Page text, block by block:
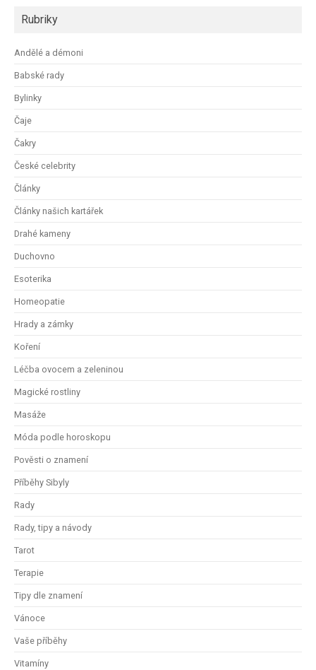
Rubriky
Andělé a démoni
Babské rady
Bylinky
Čaje
Čakry
České celebrity
Články
Články našich kartářek
Drahé kameny
Duchovno
Esoterika
Homeopatie
Hrady a zámky
Koření
Léčba ovocem a zeleninou
Magické rostliny
Masáže
Móda podle horoskopu
Pověsti o znamení
Příběhy Sibyly
Rady
Rady, tipy a návody
Tarot
Terapie
Tipy dle znamení
Vánoce
Vaše příběhy
Vitamíny